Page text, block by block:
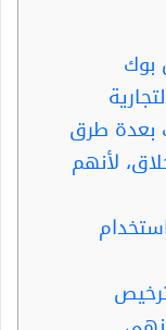
بوك
بعدة طرق
لأنهم